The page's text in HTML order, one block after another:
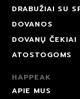
DRABUŽIAI SU
DOVANOS
DOVANŲ ČEKIAI
ATOSTOGOMS
HAPPEAK
APIE MUS